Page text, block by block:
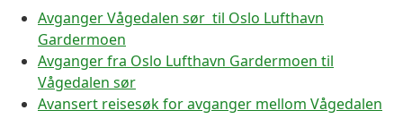
Avganger Vågedalen sør til Oslo Lufthavn
Gardermoen
Avganger fra Oslo Lufthavn Gardermoen til
Vågedalen sør
Avansert reisesøk for avganger mellom Vågedalen